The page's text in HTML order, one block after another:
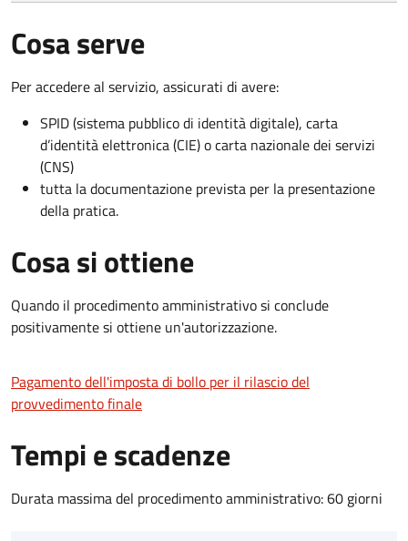
Cosa serve
Per accedere al servizio, assicurati di avere:
SPID (sistema pubblico di identità digitale), carta
d’identità elettronica (CIE) o carta nazionale dei servizi
(CNS)
tutta la documentazione prevista per la presentazione
della pratica.
Cosa si ottiene
Quando il procedimento amministrativo si conclude
positivamente si ottiene un'autorizzazione.
Pagamento dell'imposta di bollo per il rilascio del
provvedimento finale
Tempi e scadenze
Durata massima del procedimento amministrativo: 60 giorni